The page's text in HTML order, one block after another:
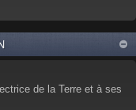
de la Terre et à ses